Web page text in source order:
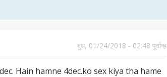
बुध, 01/24/2018 - 02:48 पूर्वान्ह
Hain hamne 4dec.ko sex kiya tha hame